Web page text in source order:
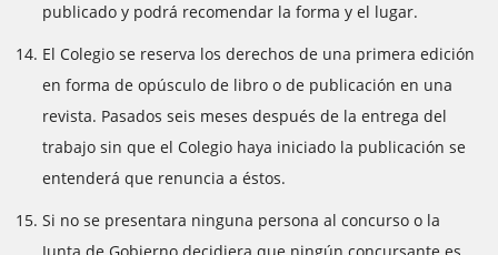
publicado y podrá recomendar la forma y el lugar.
El Colegio se reserva los derechos de una primera edición
en forma de opúsculo de libro o de publicación en una
revista. Pasados ​​seis meses después de la entrega del
trabajo sin que el Colegio haya iniciado la publicación se
entenderá que renuncia a éstos.
Si no se presentara ninguna persona al concurso o la